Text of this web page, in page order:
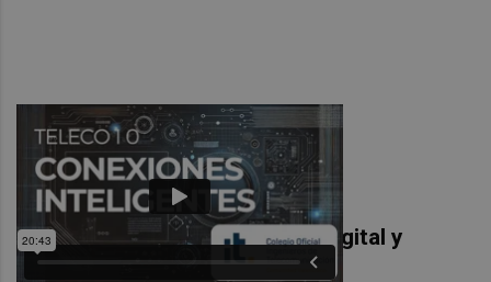
Liderazgo en transformación digital y
ciberseguridad